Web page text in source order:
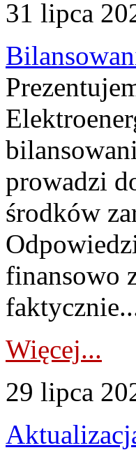
31 lipca
prowadzi
środków
finansowo
Więcej...
29 lipca